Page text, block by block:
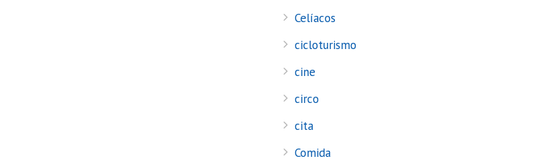
Celíacos
cicloturismo
cine
circo
cita
Comida